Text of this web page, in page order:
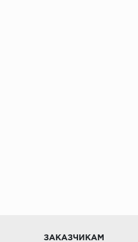
ЗАКАЗЧИКАМ